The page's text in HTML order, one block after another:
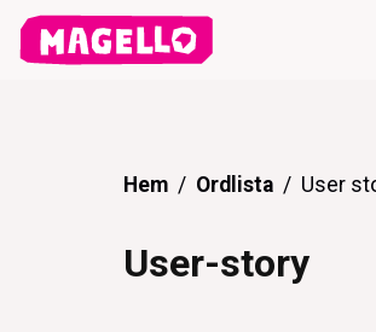
Hem Ordlista User
User-story